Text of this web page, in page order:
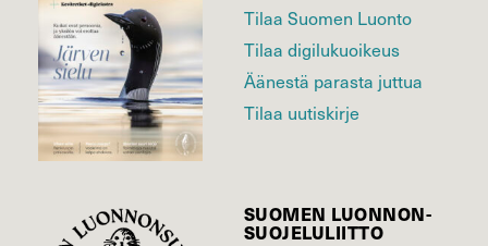
Tilaa Suomen Luonto
Tilaa digilukuoikeus
Äänestä parasta juttua
Tilaa uutiskirje
SUOMEN LUONNON­
SUOJELU­LIITTO